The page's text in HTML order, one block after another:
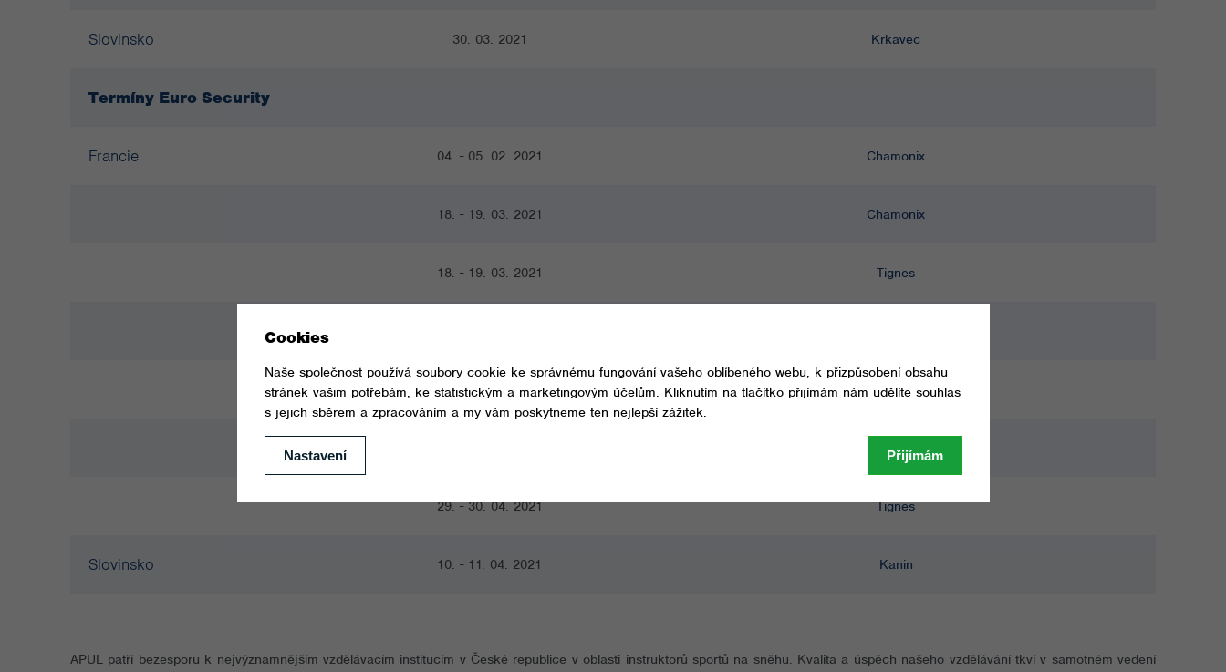
Slovinsko 30. 03. 2021 Krkavec
Termíny Euro Security
Francie 04. - 05. 02. 2021 Chamonix
18. - 19. 03. 2021 Chamonix
18. - 19. 03. 2021 Tignes
01. - 02. 04. 2021 Tignes
Tignes
29. - 30. 04. 2021 Tignes
Slovinsko 10. - 11. 04. 2021 Kanin
APUL patří bezesporu k nejvýznamnějším vzdělávacím institucím v České republice v oblasti instruktorů sportů na sněhu. Kvalita a úspěch našeho vzdělávání tkví v samotném vedení